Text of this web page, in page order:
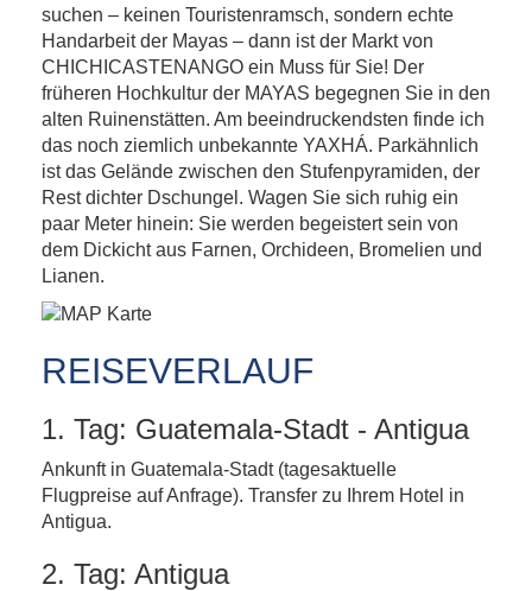
suchen – keinen Touristenramsch, sondern echte
Handarbeit der Mayas – dann ist der Markt von
CHICHICASTENANGO ein Muss für Sie! Der
früheren Hochkultur der MAYAS begegnen Sie in den
alten Ruinenstätten. Am beeindruckendsten finde ich
das noch ziemlich unbekannte YAXHÁ. Parkähnlich
ist das Gelände zwischen den Stufenpyramiden, der
Rest dichter Dschungel. Wagen Sie sich ruhig ein
paar Meter hinein: Sie werden begeistert sein von
dem Dickicht aus Farnen, Orchideen, Bromelien und
Lianen.
REISEVERLAUF
1. Tag: Guatemala-Stadt - Antigua
Ankunft in Guatemala-Stadt (tagesaktuelle
Flugpreise auf Anfrage). Transfer zu Ihrem Hotel in
Antigua.
2. Tag: Antigua